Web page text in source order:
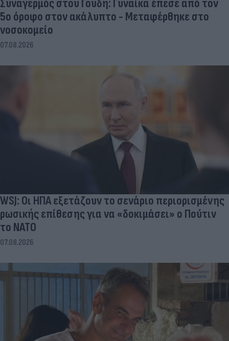
Συναγερμός στου Γουδή: Γυναίκα έπεσε από τον
5ο όροφο στον ακάλυπτο - Μεταφέρθηκε στο
νοσοκομείο
07.08.2026
WSJ: Οι ΗΠΑ εξετάζουν το σενάριο περιορισμένης
ρωσικής επίθεσης για να «δοκιμάσει» ο Πούτιν
το ΝΑΤΟ
07.08.2026